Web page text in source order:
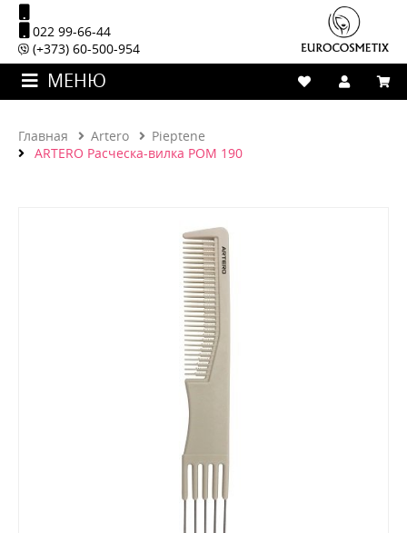
022 99-66-44
(+373) 60-500-954
МЕНЮ
Главная Artero
Pieptene
ARTERO Расческа-вилка POM 190